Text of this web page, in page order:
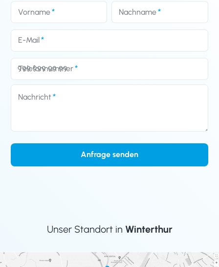
Vorname Nachname
E-Mail
Telefonnummer
Nachricht
Anfrage senden
Unser Standort in Winterthur